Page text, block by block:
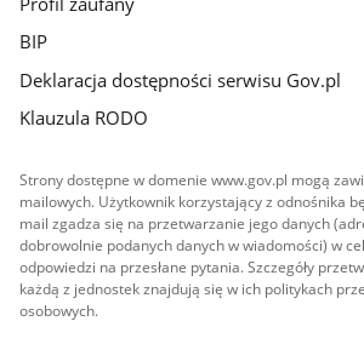
BIP
Deklaracja dostępności serwisu Gov.pl
Klauzula RODO
Strony dostępne w domenie www.gov.pl mogą
mailowych. Użytkownik korzystający z odnośnika
mail zgadza się na przetwarzanie jego danych
dobrowolnie podanych danych w wiadomości) w
odpowiedzi na przesłane pytania. Szczegóły
każdą z jednostek znajdują się w ich politykach
osobowych.